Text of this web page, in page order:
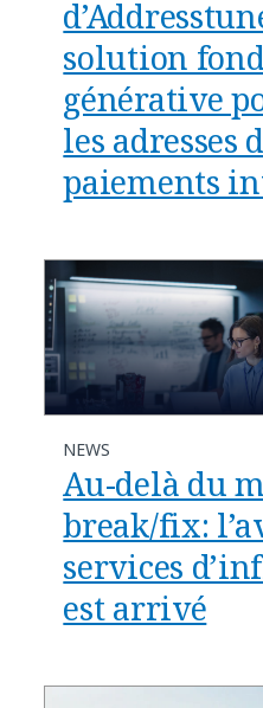
solution
générative
les adresses
paiements
NEWS
Au-delà du
break/fix:
services
est arrivé